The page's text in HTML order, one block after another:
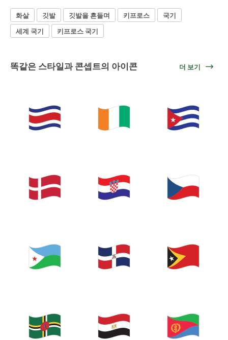
화살 깃발 깃발을 흔들며 키프로스
국기
세계 국기
키프로스 국기
똑같은 스타일과 콘셉트의 아이콘 더 보기